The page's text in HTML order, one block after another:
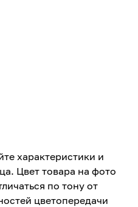
характеристики и
Цвет товара на фото
по тону от
цветопередачи